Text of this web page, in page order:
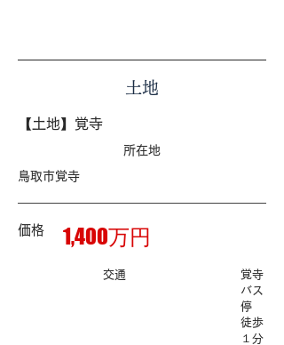
​土地
【土地】覚寺
​所在地
鳥取市覚寺
価格 1,400万円
​交通
覚寺
バス
停
徒歩
１分